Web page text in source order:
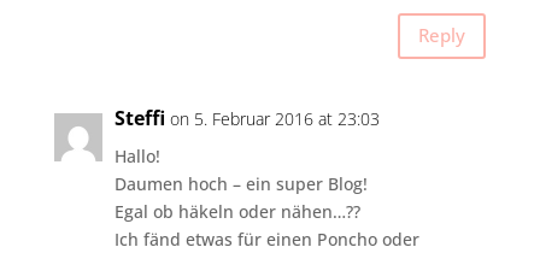
Reply
Steffi on 5. Februar 2016 at 23:03
Hallo!
Daumen hoch – ein super Blog!
Egal ob häkeln oder nähen…??
Ich fänd etwas für einen Poncho oder